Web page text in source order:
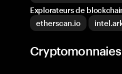
Explorateurs de
etherscan.io
Cryptomonnaies